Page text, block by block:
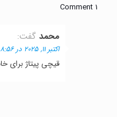
1 Comment
محمد گفت:
اکتبر 11, 2025 در 8:56 ب.ظ
قیچی پیتاژ برای